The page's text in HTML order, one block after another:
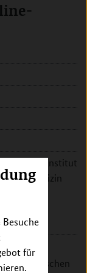
für
Leipzig, Institut
somatischen